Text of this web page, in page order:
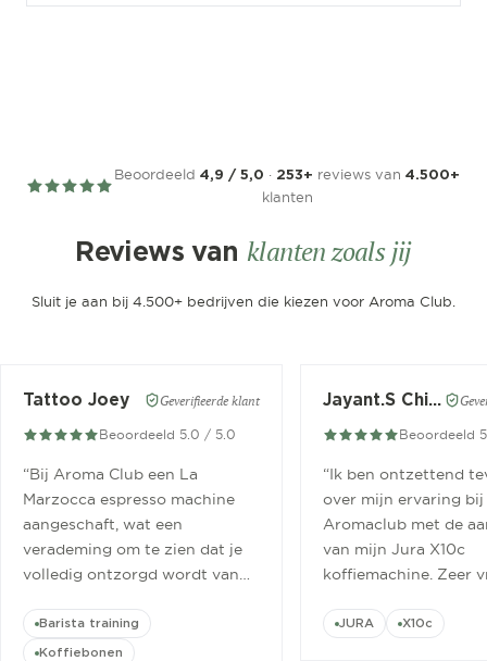
Beoordeeld 4,9 / 5,0 · 253+ reviews van 4.500+
klanten
Reviews van klanten zoals jij
Sluit je aan bij 4.500+ bedrijven die kiezen voor Aroma Club.
Tattoo Joey Geverifieerde klant
Beoordeeld 5.0 / 5.0
“Bij Aroma Club een La
Marzocca espresso machine
aangeschaft, wat een
verademing om te zien dat je
volledig ontzorgd wordt van
cursus.”
Barista training
Koffiebonen
Jayant.S Chitaroe
Beoordeeld
“Ik ben ontzettend
over mijn ervaring bij
Aromaclub met de
van mijn Jura X10c
koffiemachine. Zeer
JURA X10c